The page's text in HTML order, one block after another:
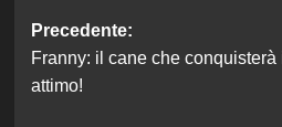
Navigazione
articolo
Precedente:
Franny: il cane che
attimo!